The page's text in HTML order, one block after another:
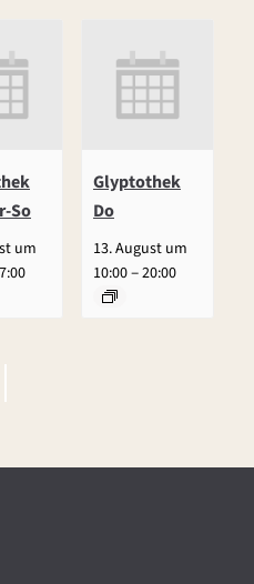
So
um
Glyptothek
Do
13. August um
10:00–20:00